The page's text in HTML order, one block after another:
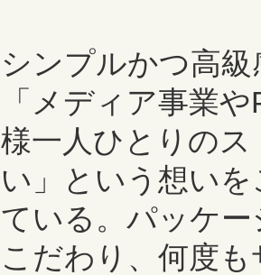
シンプルかつ高
「メディア事業
様一人ひとりの
い」という想い
ている。パッケ
こだわり、何度